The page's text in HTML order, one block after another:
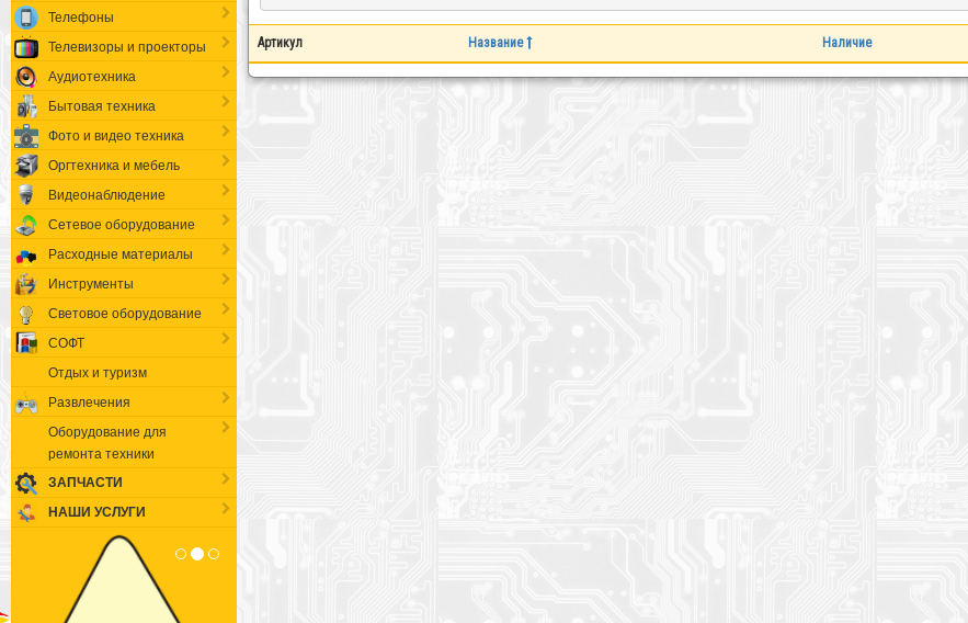
Телефоны
Телевизоры и проекторы
Аудиотехника
Бытовая техника
Фото и видео техника
Оргтехника и мебель
Видеонаблюдение
Сетевое оборудование
Расходные материалы
Инструменты
Световое оборудование
СОФТ
Отдых и туризм
Развлечения
Оборудование для
ремонта техники
ЗАПЧАСТИ
НАШИ УСЛУГИ
Артикул Название Наличие